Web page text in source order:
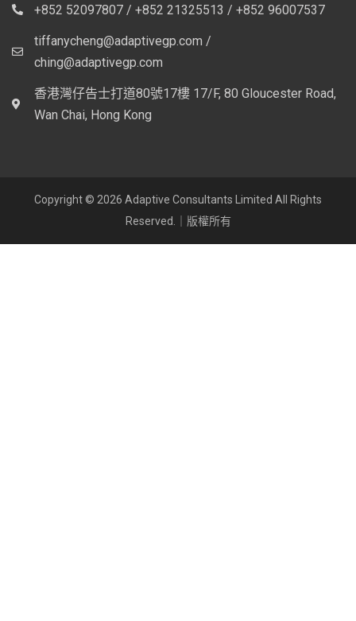
+852 52097807 / +852 21325513 / +852 96007537
tiffanycheng@adaptivegp.com /
ching@adaptivegp.com
香港灣仔告士打道80號17樓 17/F, 80 Gloucester Road,
Wan Chai, Hong Kong
Copyright © 2026 Adaptive Consultants Limited All Rights
Reserved.｜版權所有